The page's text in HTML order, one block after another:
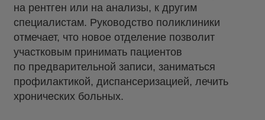
на рентген или на анализы, к другим
специалистам. Руководство поликлиники
отмечает, что новое отделение позволит
участковым принимать пациентов
по предварительной записи, заниматься
профилактикой, диспансеризацией, лечить
хронических больных.